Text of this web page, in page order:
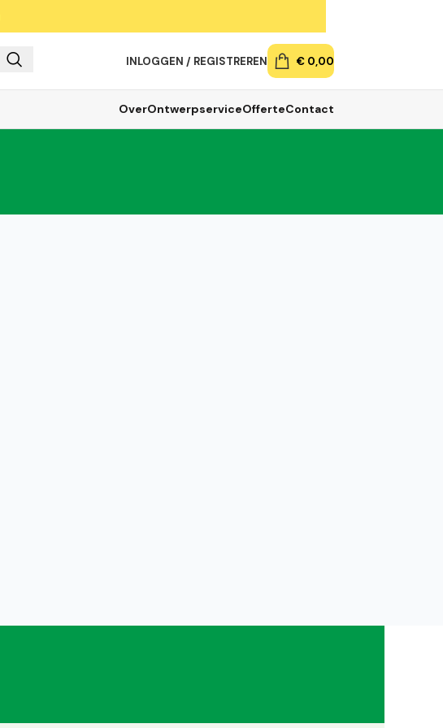
INLOGGEN / REGISTREREN € 0,00
OverOntwerpserviceOfferteContact